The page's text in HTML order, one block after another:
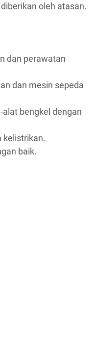
oleh atasan.
dan perawatan
dan mesin sepeda
bengkel dengan
kelistrikan.
baik.